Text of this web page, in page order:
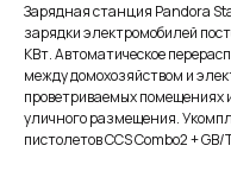
Зарядная станция Pandora
зарядки электромобилей
КВт. Автоматическое
между домохозяйством и
проветриваемых
уличного размещения.
пистолетов CCS Combo2 +